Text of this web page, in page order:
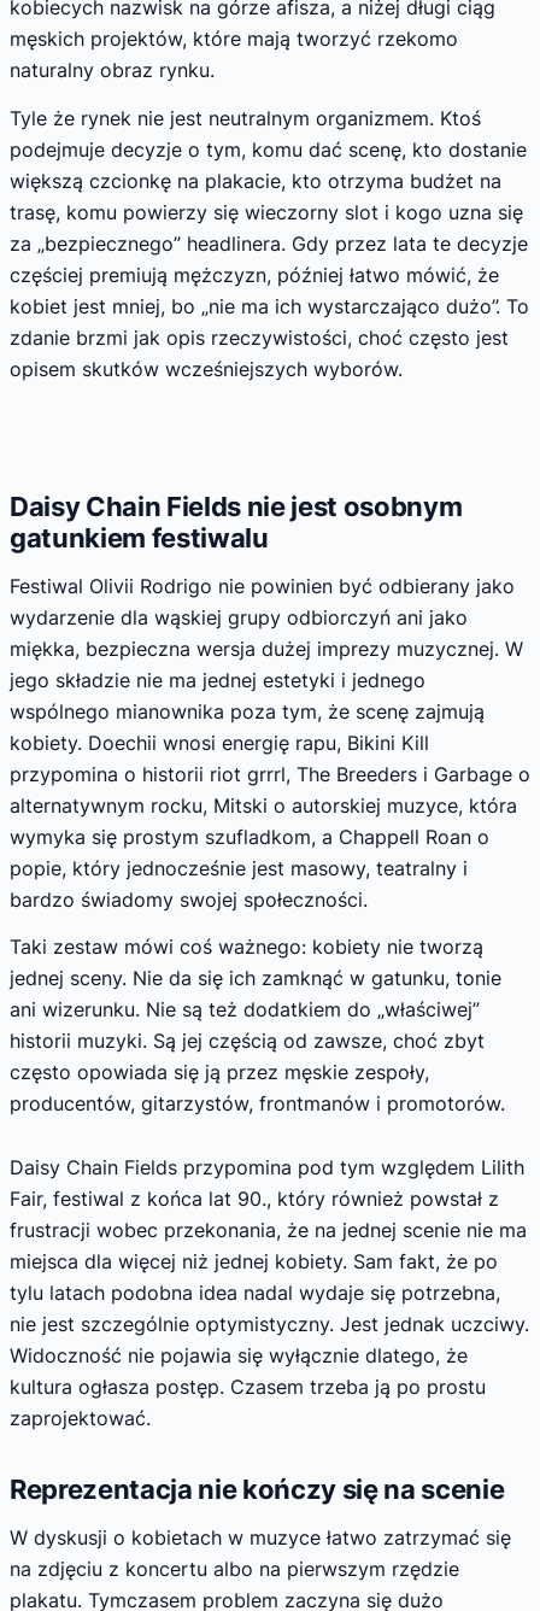
kobiecych nazwisk na górze afisza, a niżej długi ciąg
męskich projektów, które mają tworzyć rzekomo
naturalny obraz rynku.
Tyle że rynek nie jest neutralnym organizmem. Ktoś
podejmuje decyzje o tym, komu dać scenę, kto dostanie
większą czcionkę na plakacie, kto otrzyma budżet na
trasę, komu powierzy się wieczorny slot i kogo uzna się
za „bezpiecznego” headlinera. Gdy przez lata te decyzje
częściej premiują mężczyzn, później łatwo mówić, że
kobiet jest mniej, bo „nie ma ich wystarczająco dużo”. To
zdanie brzmi jak opis rzeczywistości, choć często jest
opisem skutków wcześniejszych wyborów.
Daisy Chain Fields nie jest osobnym
gatunkiem festiwalu
Festiwal Olivii Rodrigo nie powinien być odbierany jako
wydarzenie dla wąskiej grupy odbiorczyń ani jako
miękka, bezpieczna wersja dużej imprezy muzycznej. W
jego składzie nie ma jednej estetyki i jednego
wspólnego mianownika poza tym, że scenę zajmują
kobiety. Doechii wnosi energię rapu, Bikini Kill
przypomina o historii riot grrrl, The Breeders i Garbage o
alternatywnym rocku, Mitski o autorskiej muzyce, która
wymyka się prostym szufladkom, a Chappell Roan o
popie, który jednocześnie jest masowy, teatralny i
bardzo świadomy swojej społeczności.
Taki zestaw mówi coś ważnego: kobiety nie tworzą
jednej sceny. Nie da się ich zamknąć w gatunku, tonie
ani wizerunku. Nie są też dodatkiem do „właściwej”
historii muzyki. Są jej częścią od zawsze, choć zbyt
często opowiada się ją przez męskie zespoły,
producentów, gitarzystów, frontmanów i promotorów.
Daisy Chain Fields przypomina pod tym względem Lilith
Fair, festiwal z końca lat 90., który również powstał z
frustracji wobec przekonania, że na jednej scenie nie ma
miejsca dla więcej niż jednej kobiety. Sam fakt, że po
tylu latach podobna idea nadal wydaje się potrzebna,
nie jest szczególnie optymistyczny. Jest jednak uczciwy.
Widoczność nie pojawia się wyłącznie dlatego, że
kultura ogłasza postęp. Czasem trzeba ją po prostu
zaprojektować.
Reprezentacja nie kończy się na scenie
W dyskusji o kobietach w muzyce łatwo zatrzymać się
na zdjęciu z koncertu albo na pierwszym rzędzie
plakatu. Tymczasem problem zaczyna się dużo